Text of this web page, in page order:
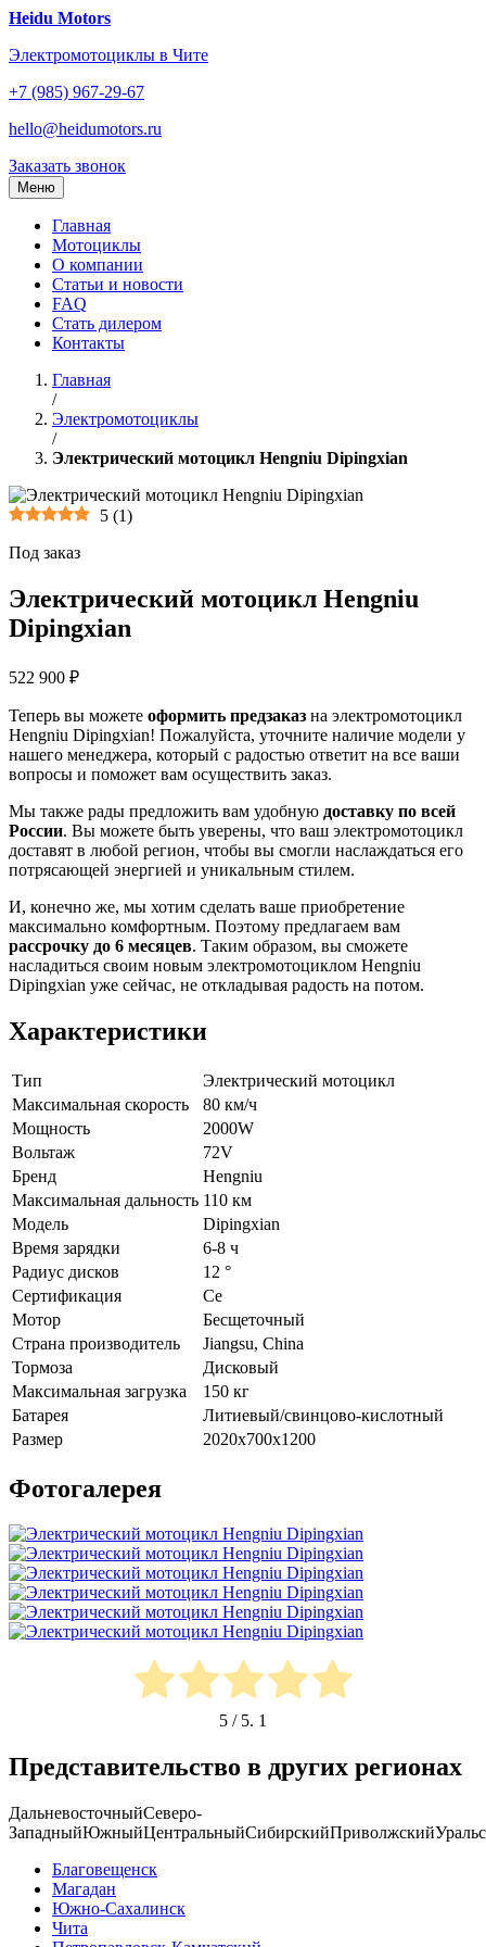
Перейти
содержанию
Heidu Motors
Электромотоциклы в Чите
+7 (985) 967-29-67
hello@heidumotors.ru
Заказать звонок
Меню
Главная
Мотоциклы
О компании
Статьи и новости
FAQ
Стать дилером
Контакты
Главная
/
Электромотоциклы
/
Электрический мотоцикл Hengniu Dipingxian
5 (1)
Под заказ
Электрический мотоцикл Hengniu
Dipingxian
522 900 ₽
Теперь вы можете оформить предзаказ на электромотоцикл
Hengniu Dipingxian! Пожалуйста, уточните наличие модели у
нашего менеджера, который с радостью ответит на все ваши
вопросы и поможет вам осуществить заказ.
Мы также рады предложить вам удобную доставку по всей
России. Вы можете быть уверены, что ваш электромотоцикл
доставят в любой регион, чтобы вы смогли наслаждаться его
потрясающей энергией и уникальным стилем.
И, конечно же, мы хотим сделать ваше приобретение
максимально комфортным. Поэтому предлагаем вам
рассрочку до 6 месяцев. Таким образом, вы сможете
насладиться своим новым электромотоциклом Hengniu
Dipingxian уже сейчас, не откладывая радость на потом.
Характеристики
Тип
Электрический мотоцикл
Максимальная скорость
80 км/ч
Мощность
2000W
Вольтаж
72V
Бренд
Hengniu
Максимальная дальность 110 км
Модель
Dipingxian
Время зарядки
6-8 ч
Радиус дисков
12 °
Сертификация
Ce
Мотор
Бесщеточный
Страна производитель
Jiangsu, China
Тормоза
Дисковый
Максимальная загрузка
150 кг
Батарея
Литиевый/свинцово-кислотный
Размер
2020x700x1200
Фотогалерея
5 / 5. 1
Представительство в других регионах
ДальневосточныйСеверо-
ЗападныйЮжныйЦентральныйСибирскийПриволжский
Благовещенск
Магадан
Южно-Сахалинск
Чита